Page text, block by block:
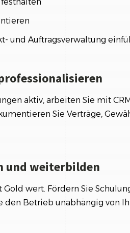
und Auftragsverwaltung
aktiv, arbeiten Sie mit
Sie Verträge,
und weiterbilden
wert. Fördern Sie
den Betrieb unabhängig von